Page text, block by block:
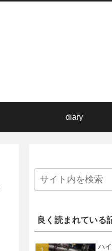
diary
良く読まれている
ハ